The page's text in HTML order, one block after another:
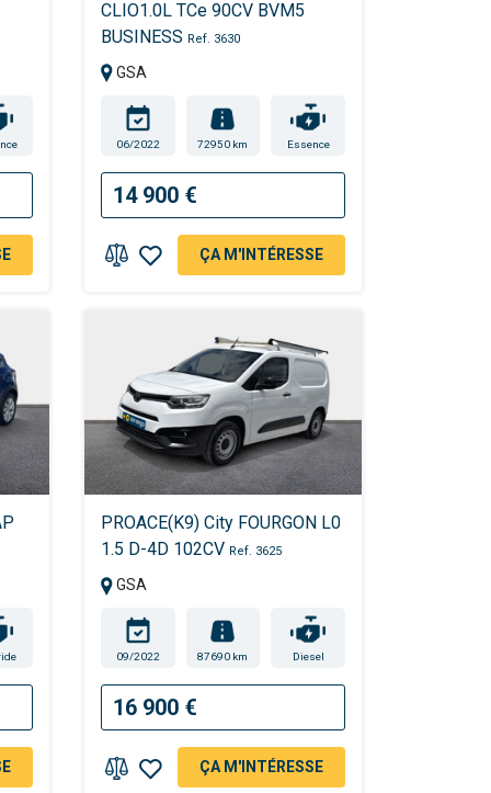
CLIO1.0L TCe 90CV BVM5
BUSINESS Ref. 3630
GSA
06/2022 72950 km Essence
14 900 €
ÇA M'INTÉRESSE
PROACE(K9) City FOURGON L0
1.5 D-4D 102CV Ref. 3625
GSA
09/2022 87690 km Diesel
16 900 €
ÇA M'INTÉRESSE